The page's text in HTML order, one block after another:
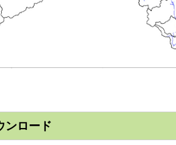
ンロード